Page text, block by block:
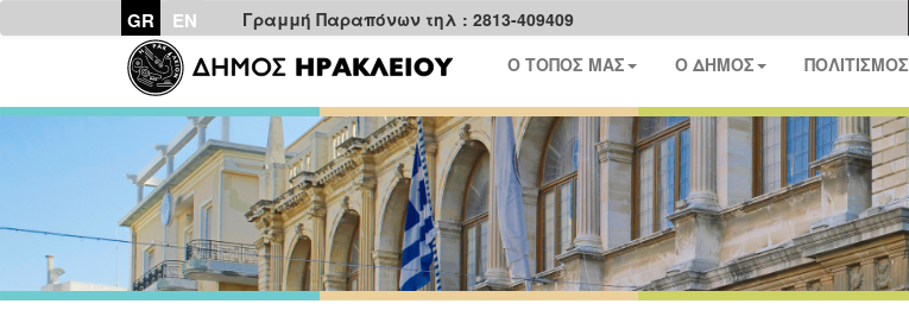
GR EN Γραμμή Παραπόνων τηλ : 2813-409409
Ο ΤΟΠΟΣ ΜΑΣ Ο ΔΗΜΟΣ ΠΟΛΙΤΙΣΜΟΣ